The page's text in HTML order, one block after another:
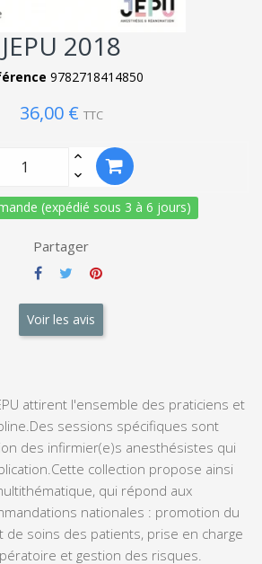
JEPU 2018
9782718414850
36,00 € TTC
(expédié sous 3 à 6 jours)
Partager
Voir les avis
attirent l'ensemble des praticiens et
sessions spécifiques sont
des infirmier(e)s anesthésistes qui
collection propose ainsi
qui répond aux
nationales : promotion du
de soins des patients, prise en charge
et gestion des risques.